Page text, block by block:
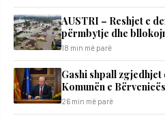
AUSTRI – Reshjet e
përmbytje dhe
18 min më parë
Gashi shpall zgjedhjet
Komunën e
26 min më parë